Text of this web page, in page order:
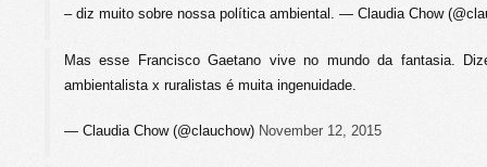
– diz muito sobre nossa política ambiental. — Claudia Chow
Mas esse Francisco Gaetano vive no mundo da fantasia.
ambientalista x ruralistas é muita ingenuidade.
— Claudia Chow (@clauchow) November 12, 2015